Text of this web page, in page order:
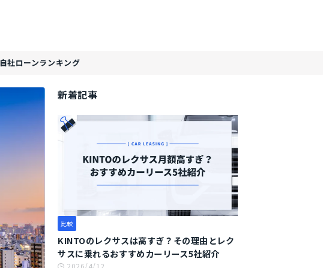
自社ローンランキング
新着記事
比較
KINTOのレクサスは高すぎ？その理由とレク
サスに乗れるおすすめカーリース5社紹介
2026/4/12